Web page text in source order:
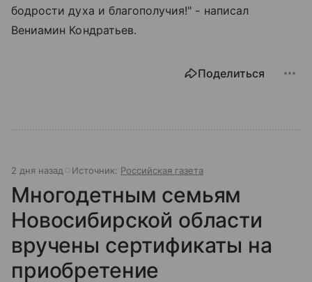
бодрости духа и благополучия!" - написал
Вениамин Кондратьев.
Поделиться
2 дня назад Источник: Российская газета
Многодетным семьям
Новосибирской области
вручены сертификаты на
приобретение